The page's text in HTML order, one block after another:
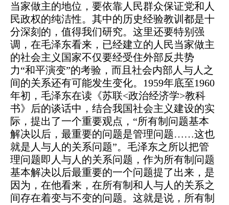
当家做主的地位，要依靠人民群众保证党和人
民政权的纯洁性。其中的历史经验教训都是十
分深刻的，值得我们研究。这里还要特别强
调，在毛泽东看来，已经建立的人民当家做主
的社会主义国家不仅要经受住外部反共势
力“和平演变”的考验，而且社会内部人与人之
间的关系还有可能发生变化。1959年底至1960
年初，毛泽东在读《苏联<政治经济学>教科
书》后的谈话中，结合我国社会主义建设的实
际，提出了一个重要观点，“所有制问题基本
解决以后，最重要的问题是管理问题……这也
就是人与人的关系问题”。毛泽东之所以把管
理问题即人与人的关系问题，作为所有制问题
基本解决以后最重要的一个问题提了出来，是
因为，在他看来，在所有制和人与人的关系之
间存在着变与不变的问题。这就是说，所有制